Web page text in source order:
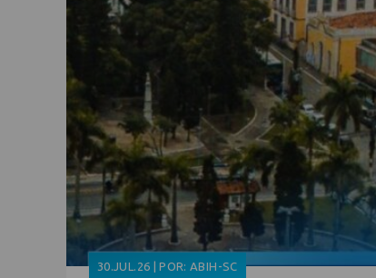
30.JUL.26 | POR: ABIH-SC